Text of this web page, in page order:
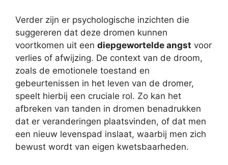
Verder zijn er psychologische inzichten die
suggereren dat deze dromen kunnen
voortkomen uit een diepgewortelde angst voor
verlies of afwijzing. De context van de droom,
zoals de emotionele toestand en
gebeurtenissen in het leven van de dromer,
speelt hierbij een cruciale rol. Zo kan het
afbreken van tanden in dromen benadrukken
dat er veranderingen plaatsvinden, of dat men
een nieuw levenspad inslaat, waarbij men zich
bewust wordt van eigen kwetsbaarheden.